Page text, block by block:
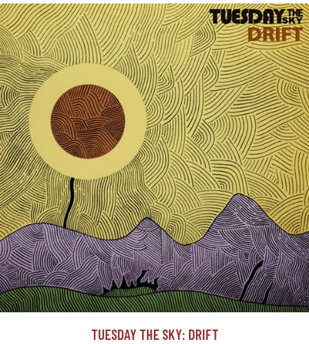
TUESDAY THE SKY: DRIFT